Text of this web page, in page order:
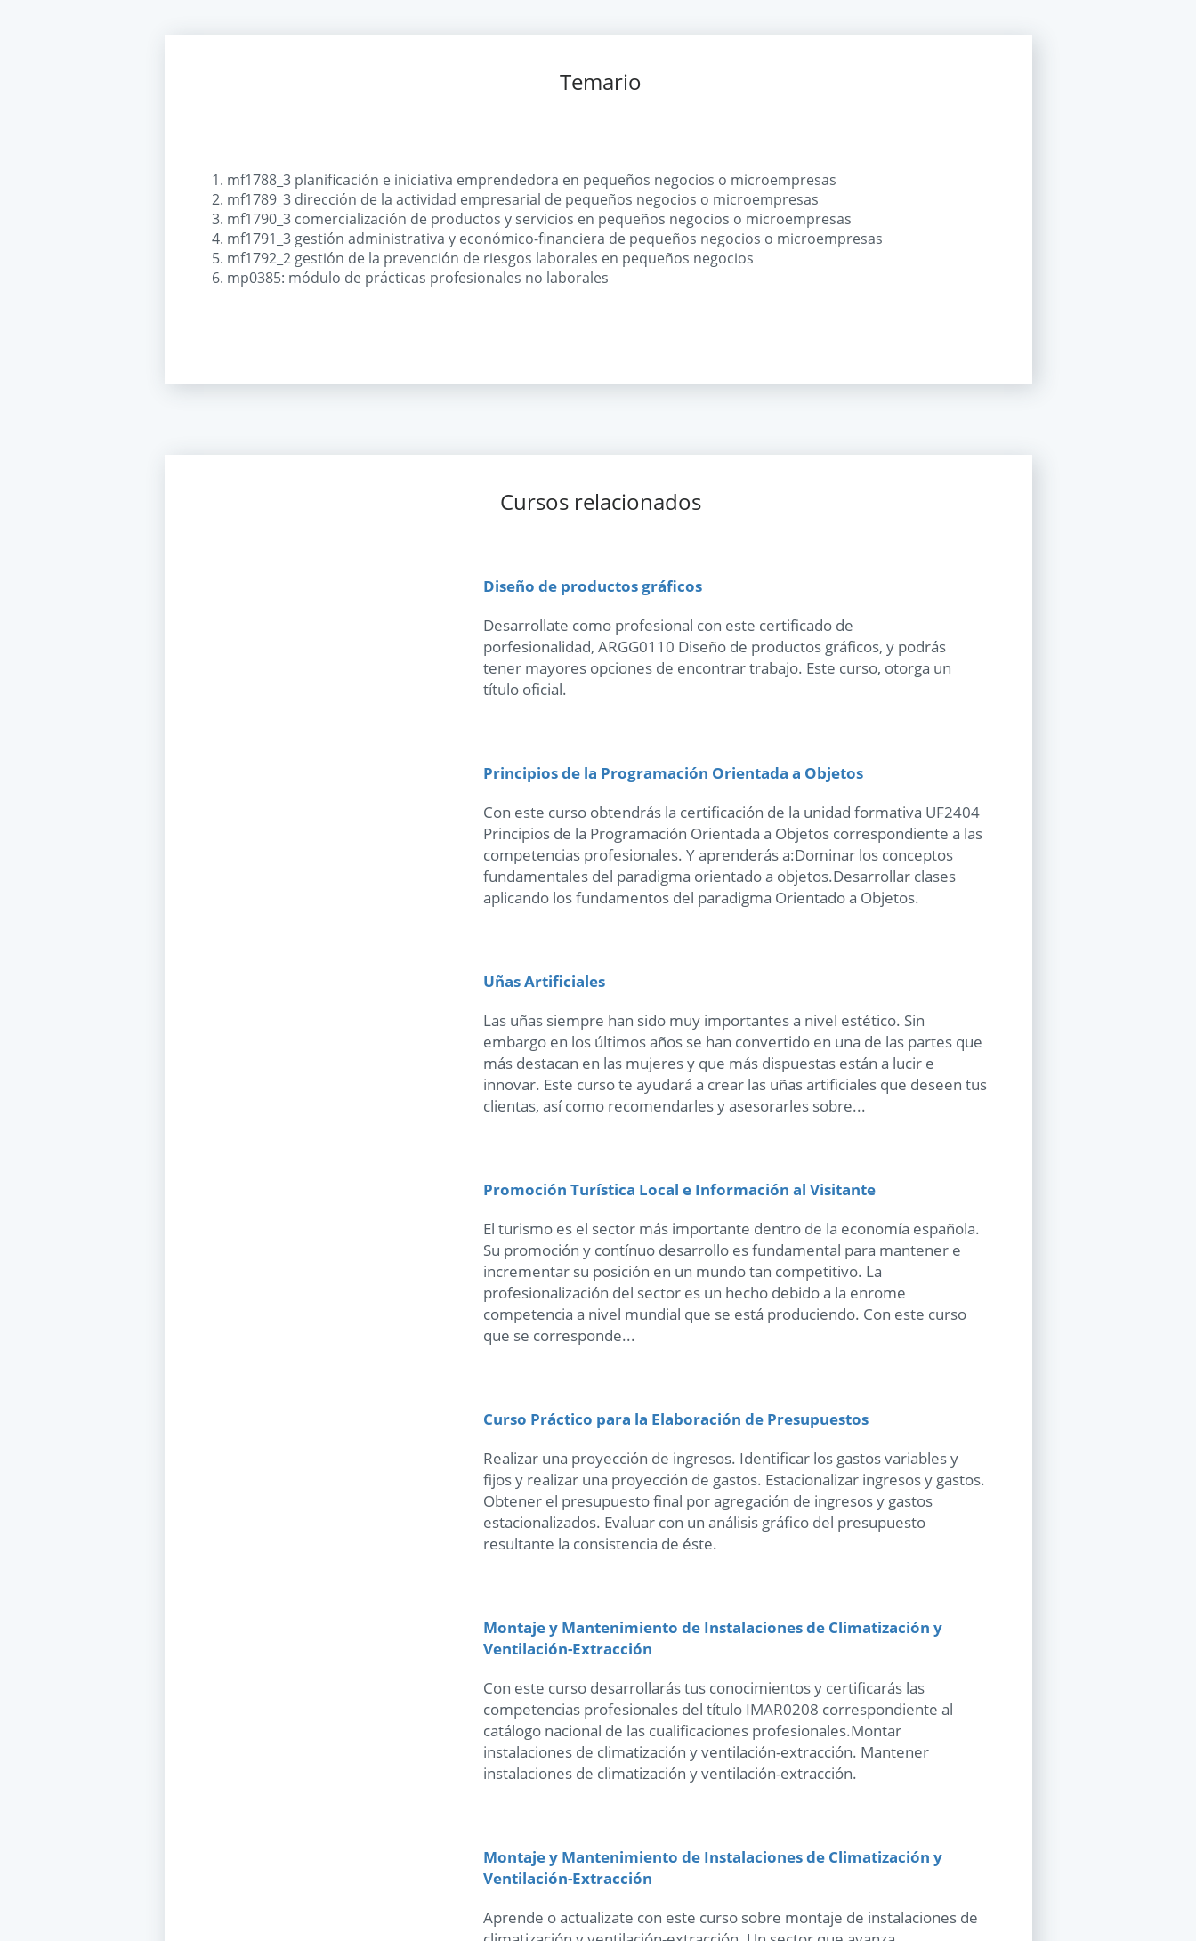
Temario
mf1788_3 planificación e iniciativa emprendedora en pequeños negocios o microempresas
mf1789_3 dirección de la actividad empresarial de pequeños negocios o microempresas
mf1790_3 comercialización de productos y servicios en pequeños negocios o microempresas
mf1791_3 gestión administrativa y económico-financiera de pequeños negocios o microempresas
mf1792_2 gestión de la prevención de riesgos laborales en pequeños negocios
mp0385: módulo de prácticas profesionales no laborales
Cursos relacionados
Diseño de productos gráficos
Desarrollate como profesional con este certificado de
porfesionalidad, ARGG0110 Diseño de productos gráficos, y podrás
tener mayores opciones de encontrar trabajo. Este curso, otorga un
título oficial.
Principios de la Programación Orientada a Objetos
Con este curso obtendrás la certificación de la unidad formativa UF2404
Principios de la Programación Orientada a Objetos correspondiente a las
competencias profesionales. Y aprenderás a:Dominar los conceptos
fundamentales del paradigma orientado a objetos.Desarrollar clases
aplicando los fundamentos del paradigma Orientado a Objetos.
Uñas Artificiales
Las uñas siempre han sido muy importantes a nivel estético. Sin
embargo en los últimos años se han convertido en una de las partes que
más destacan en las mujeres y que más dispuestas están a lucir e
innovar. Este curso te ayudará a crear las uñas artificiales que deseen tus
clientas, así como recomendarles y asesorarles sobre...
Promoción Turística Local e Información al Visitante
El turismo es el sector más importante dentro de la economía española.
Su promoción y contínuo desarrollo es fundamental para mantener e
incrementar su posición en un mundo tan competitivo. La
profesionalización del sector es un hecho debido a la enrome
competencia a nivel mundial que se está produciendo. Con este curso
que se corresponde...
Curso Práctico para la Elaboración de Presupuestos
Realizar una proyección de ingresos. Identificar los gastos variables y
fijos y realizar una proyección de gastos. Estacionalizar ingresos y gastos.
Obtener el presupuesto final por agregación de ingresos y gastos
estacionalizados. Evaluar con un análisis gráfico del presupuesto
resultante la consistencia de éste.
Montaje y Mantenimiento de Instalaciones de Climatización y
Ventilación-Extracción
Con este curso desarrollarás tus conocimientos y certificarás las
competencias profesionales del título IMAR0208 correspondiente al
catálogo nacional de las cualificaciones profesionales.Montar
instalaciones de climatización y ventilación-extracción. Mantener
instalaciones de climatización y ventilación-extracción.
Montaje y Mantenimiento de Instalaciones de Climatización y
Ventilación-Extracción
Aprende o actualizate con este curso sobre montaje de instalaciones de